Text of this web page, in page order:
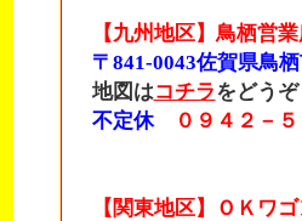
【九州地区】鳥栖営
〒841-0043佐賀県鳥
地図はコチラをどうぞ
不定休
０９４２－
【関東地区】ＯＫワ